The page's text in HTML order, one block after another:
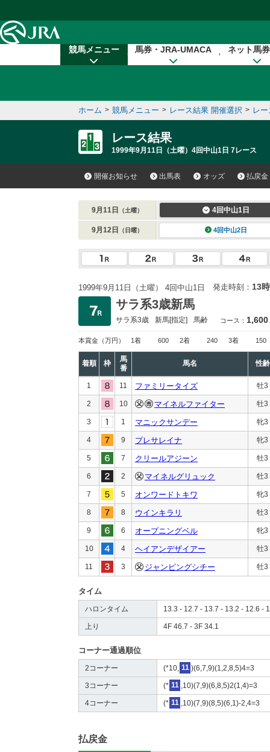
競馬メニュー 馬券・JRA-UMACA ネット馬
ホーム > 競馬メニュー > レース結果 開催選択 > レ
レース結果
1999年9月11日（土曜）4回中山1日 7レース
開催お知らせ 出馬表 オッズ 払戻金
9月11日 （土曜） 4回中山1日
9月12日 （日曜） 4回中山2日
1999年9月11日（土曜） 4回中山1日 発走時刻： 13
サラ系3歳新馬
サラ系3歳 新馬[指定] 馬齢 コース： 1,600
本賞金 （万円） 1着 600 2着 240 3着 150
着順 枠
馬
番
馬名 性齢
1 11 ファミリータイズ 牡3
2 10 マイネルファイター 牡3
3 1 マニックサンデー 牝3
4 9 プレサレイナ 牝3
5 7 クリールアジーン 牡3
6 2 マイネルグリュック 牡3
7 5 オンワードトキワ 牝3
8 8 ウインキラリ 牡3
9 6 オープニングベル 牝3
10 4 ヘイアンデザイアー 牡3
11 3 ジャンピングシチー 牡3
タイム
ハロンタイム 13.3 - 12.7 - 13.7 - 13.2 - 12.6 -
上り 4F 46.7 - 3F 34.1
コーナー通過順位
2コーナー (*10, 11 )(6,7,9)(1,2,8,5)4=3
3コーナー (* 11 ,10)(7,9)(6,8,5)2(1,4)=3
4コーナー (* 11 ,10)(7,9)(8,5)(6,1)-2,4=3
払戻金